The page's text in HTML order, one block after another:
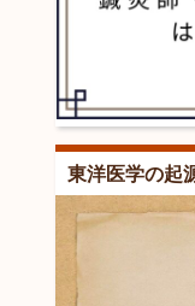
東洋医学の起